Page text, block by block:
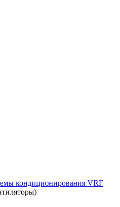
кондиционирования VRF